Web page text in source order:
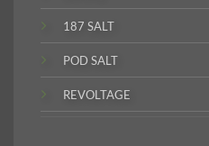
187 SALT
POD SALT
REVOLTAGE